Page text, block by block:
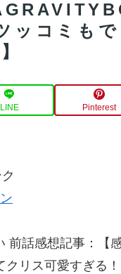
コミもで
LINE Pinterest
前話感想記事：【
クリス可愛すぎる